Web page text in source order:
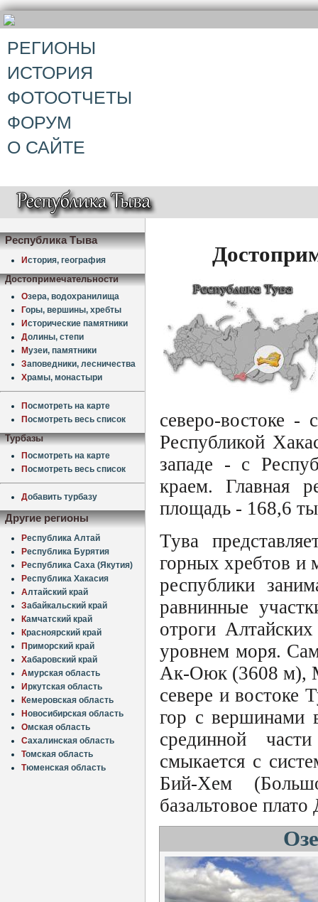
РЕГИОНЫ
ИСТОРИЯ
ФОТООТЧЕТЫ
ФОРУМ
О САЙТЕ
Республика Тыва
История, география
Достопримечательности
Озера, водохранилища
Горы, вершины, хребты
Исторические памятники
Долины, степи
Музеи, памятники
Заповедники, лесничества
Храмы, монастыри
Посмотреть на карте
Посмотреть весь список
Турбазы
Посмотреть на карте
Посмотреть весь список
Добавить турбазу
Другие регионы
Республика Алтай
Республика Бурятия
Республика Саха (Якутия)
Республика Хакасия
Алтайский край
Забайкальский край
Камчатский край
Красноярский край
Приморский край
Хабаровский край
Амурская область
Иркутская область
Кемеровская область
Новосибирская область
Омская область
Сахалинская область
Томская область
Тюменская область
северо-востоке -
Республикой
западе - с
краем. Главная
площадь - 168,6
Тува
горных хребтов и
республики
равнинные
отроги
уровнем моря.
Ак-Оюк (3608 м),
севере и востоке
гор с вершинами
срединной
смыкается с
Бий-Хем
базальтовое